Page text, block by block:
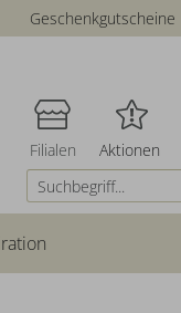
Geschenkgutscheine
Filialen Aktionen